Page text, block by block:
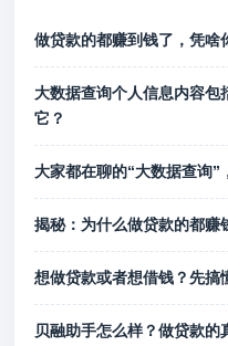
做贷款的都赚到钱了，凭啥
大数据查询个人信息内容包
它？
大家都在聊的“大数据查询”
揭秘：为什么做贷款的都赚
想做贷款或者想借钱？先搞
贝融助手怎么样？做贷款